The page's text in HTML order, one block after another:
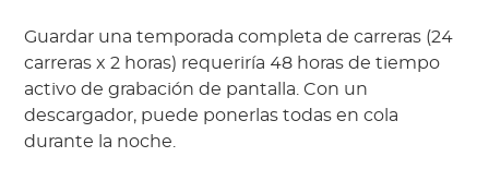
Guardar una temporada completa de carreras (24
carreras x 2 horas) requeriría 48 horas de tiempo
activo de grabación de pantalla. Con un
descargador, puede ponerlas todas en cola
durante la noche.